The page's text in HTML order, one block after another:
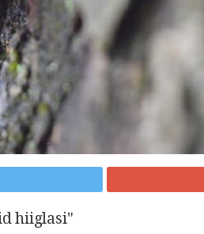
hiiglasi"